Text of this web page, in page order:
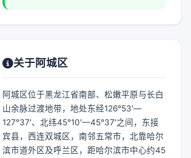
关于阿城区
阿城区位于黑龙江省南部、松嫩平原与长白
山余脉过渡地带，地处东经126°53′—
127°37′、北纬45°10′—45°37′之间，东接
宾县，西连双城区，南邻五常市，北靠哈尔
滨市道外区及呼兰区，距哈尔滨市中心约45